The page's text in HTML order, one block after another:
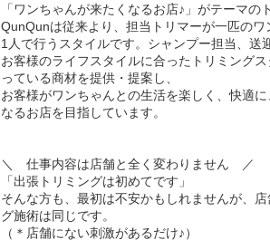
「ワンちゃんが来たくなるお店♪」がテーマの
QunQunは従来より、担当トリマーが一匹の
1人で行うスタイルです。シャンプー担当、送
お客様のライフスタイルに合ったトリミング
っている商材を提供・提案し、
お客様がワンちゃんとの生活を楽しく、快適
なるお店を目指しています。
＼ 仕事内容は店舗と全く変わりません ／
「出張トリミングは初めてです」
そんな方も、最初は不安かもしれませんが、
グ施術は同じです。
（＊店舗にない刺激があるだけ♪）